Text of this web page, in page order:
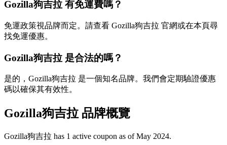
Gozilla狗吉拉 有免運費嗎？
免運政策視品牌而定。請查看 Gozilla狗吉拉 官網或在本頁尋
找免運優惠。
Gozilla狗吉拉 是合法的嗎？
是的，Gozilla狗吉拉 是一個知名品牌。我們會定期驗證優惠
碼以確保其有效性。
Gozilla狗吉拉 品牌概覽
Gozilla狗吉拉 has 1 active coupon as of May 2024.